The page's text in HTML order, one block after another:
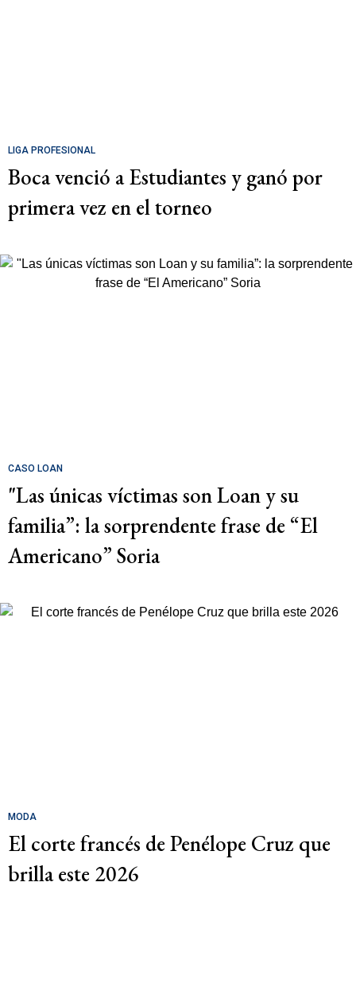
LIGA PROFESIONAL
Boca venció a Estudiantes y ganó por
primera vez en el torneo
CASO LOAN
"Las únicas víctimas son Loan y su
familia”: la sorprendente frase de “El
Americano” Soria
MODA
El corte francés de Penélope Cruz que
brilla este 2026